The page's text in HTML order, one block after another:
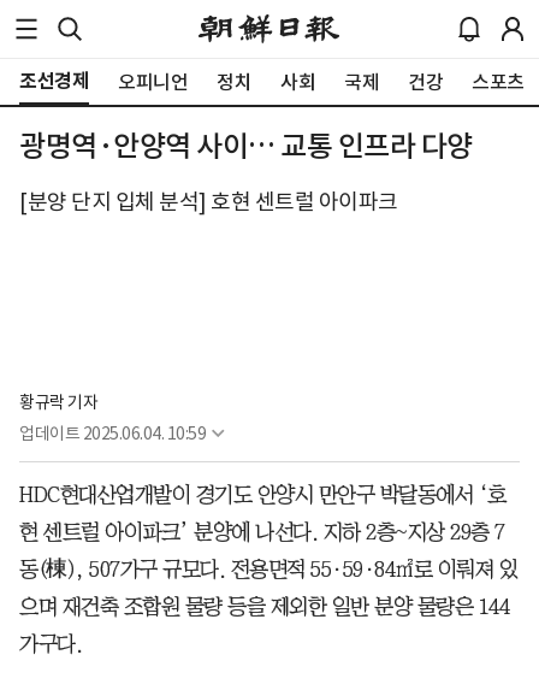
조선경제 오피니언 정치 사회 국제 건강 스포츠
광명역·안양역 사이… 교통 인프라 다양
[분양 단지 입체 분석] 호현 센트럴 아이파크
황규락 기자
업데이트 2025.06.04. 10:59
HDC현대산업개발이 경기도 안양시 만안구 박달동에서 ‘호
현 센트럴 아이파크’ 분양에 나선다. 지하 2층~지상 29층 7
동(棟), 507가구 규모다. 전용면적 55·59·84㎡로 이뤄져 있
으며 재건축 조합원 물량 등을 제외한 일반 분양 물량은 144
가구다.